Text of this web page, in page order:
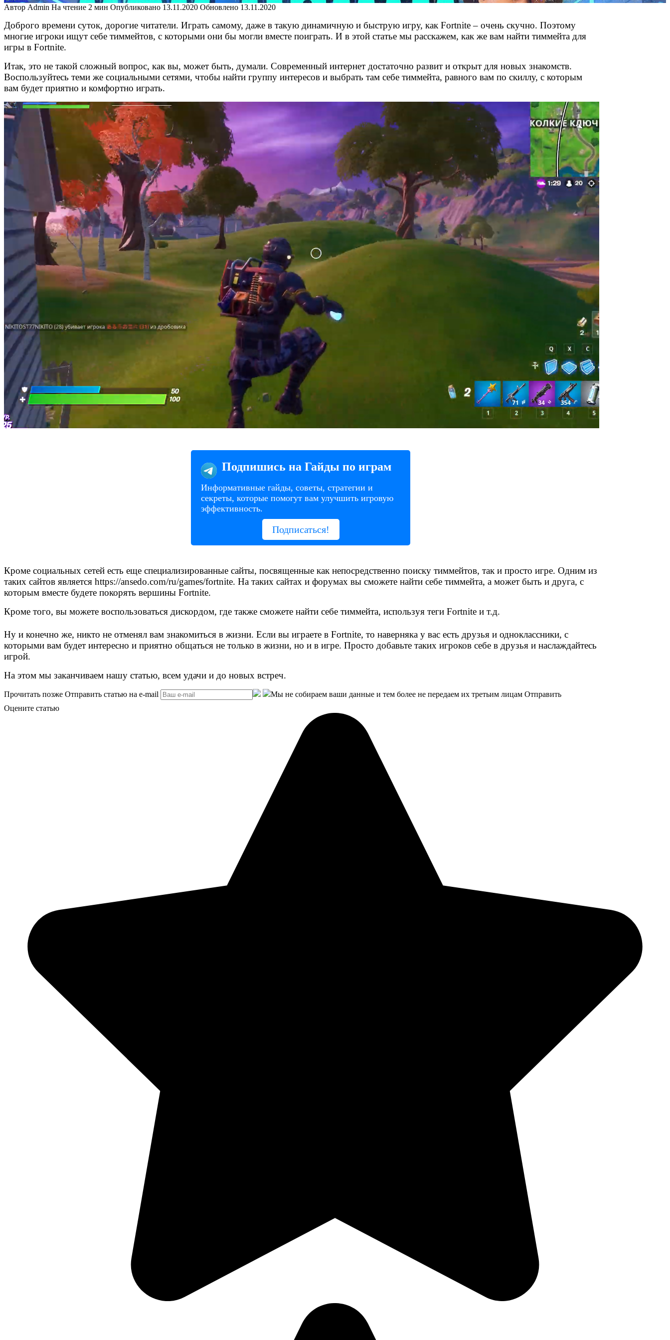
Автор Admin На чтение 2 мин Опубликовано 13.11.2020 Обновлено 13.11.2020
Доброго времени суток, дорогие читатели. Играть самому, даже в такую динамичную и быструю игру, как Fortnite – очень скучно. Поэтому
многие игроки ищут себе тиммейтов, с которыми они бы могли вместе поиграть. И в этой статье мы расскажем, как же вам найти тиммейта для
игры в Fortnite.
Итак, это не такой сложный вопрос, как вы, может быть, думали. Современный интернет достаточно развит и открыт для новых знакомств.
Воспользуйтесь теми же социальными сетями, чтобы найти группу интересов и выбрать там себе тиммейта, равного вам по скиллу, с которым
вам будет приятно и комфортно играть.
Подпишись на Гайды по играм
Информативные гайды, советы, стратегии и
секреты, которые помогут вам улучшить игровую
эффективность.
Подписаться!
Кроме социальных сетей есть еще специализированные сайты, посвященные как непосредственно поиску тиммейтов, так и просто игре. Одним из
таких сайтов является https://ansedo.com/ru/games/fortnite. На таких сайтах и форумах вы сможете найти себе тиммейта, а может быть и друга, с
которым вместе будете покорять вершины Fortnite.
Кроме того, вы можете воспользоваться дискордом, где также сможете найти себе тиммейта, используя теги Fortnite и т.д.
Ну и конечно же, никто не отменял вам знакомиться в жизни. Если вы играете в Fortnite, то наверняка у вас есть друзья и одноклассники, с
которыми вам будет интересно и приятно общаться не только в жизни, но и в игре. Просто добавьте таких игроков себе в друзья и наслаждайтесь
игрой.
На этом мы заканчиваем нашу статью, всем удачи и до новых встреч.
Прочитать позже Отправить статью на e-mail Мы не собираем ваши данные и тем более не передаем их третьим лицам Отправить
Оцените статью